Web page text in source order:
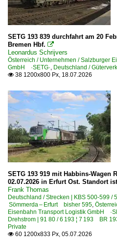
Neuenburg (Baden)
Nordstemmen
Oberkotzau
Plattling
Plauen
Bahnhöfe (R - Z)
Rathenow
Regensburg Hbf ·NRH·
Rosenheim (Oberbayern)
Rostock Hbf ·WR·
Rüdesheim am Rhein
Saarmund
Schönberg (Vogtl)
Schwerte (Ruhr)
Siegen
Stendal Hbf ·LS·
SETG 193 839 durchfahrt am 20
Bremen Hbf. 
Leonardus Schrijvers
Österreich / Unternehmen / Salzburger
GmbH ·SETG·, Deutschland /
 38 1200x800 Px, 18.07.2026
SETG 193 919 mit Habbins-Wagen
02.07.2026 in Erfurt Ost. Standort
Frank Thomas
Deutschland / Strecken | KBS 500-599
Sömmerda – Erfurt bisher 595,
Eisenbahn Transport Logistik GmbH
Drehstrom | 91 80 / 6 193 ¦ 7 193 BR
Private
 60 1200x833 Px, 05.07.2026